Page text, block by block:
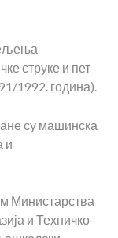
струке и пет
1992. година).
су машинска
и
Министарства
и Техничко-